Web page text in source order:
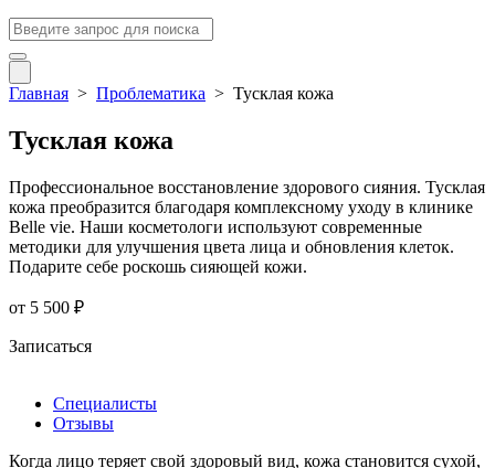
Главная > Проблематика > Тусклая кожа
Тусклая кожа
Профессиональное восстановление здорового сияния. Тусклая
кожа преобразится благодаря комплексному уходу в клинике
Belle vie. Наши косметологи используют современные
методики для улучшения цвета лица и обновления клеток.
Подарите себе роскошь сияющей кожи.
от 5 500 ₽
Записаться
Специалисты
Отзывы
Когда лицо теряет свой здоровый вид, кожа становится сухой,